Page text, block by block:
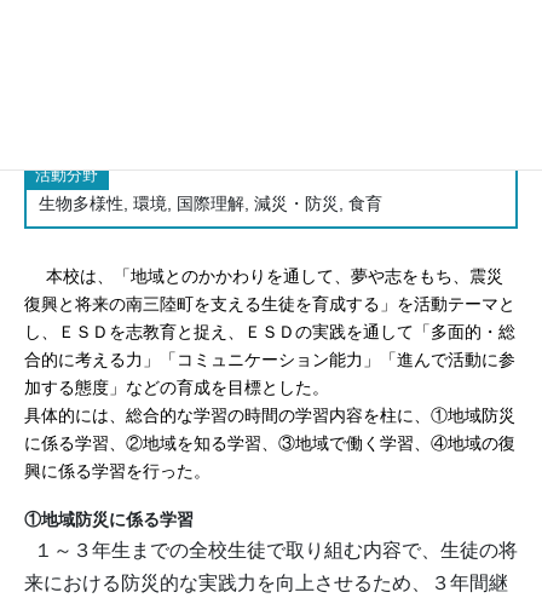
活動分野
生物多様性, 環境, 国際理解, 減災・防災, 食育
本校は、「地域とのかかわりを通して、夢や志をもち、震災
復興と将来の南三陸町を支える生徒を育成する」を活動テーマと
し、ＥＳＤを志教育と捉え、ＥＳＤの実践を通して「多面的・総
合的に考える力」「コミュニケーション能力」「進んで活動に参
加する態度」などの育成を目標とした。
具体的には、総合的な学習の時間の学習内容を柱に、①地域防災
に係る学習、②地域を知る学習、③地域で働く学習、④地域の復
興に係る学習を行った。
①地域防災に係る学習
１～３年生までの全校生徒で取り組む内容で、生徒の将
来における防災的な実践力を向上させるため、３年間継